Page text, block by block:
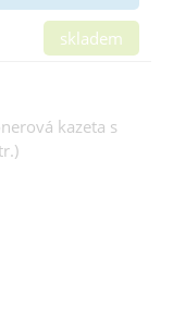
skladem